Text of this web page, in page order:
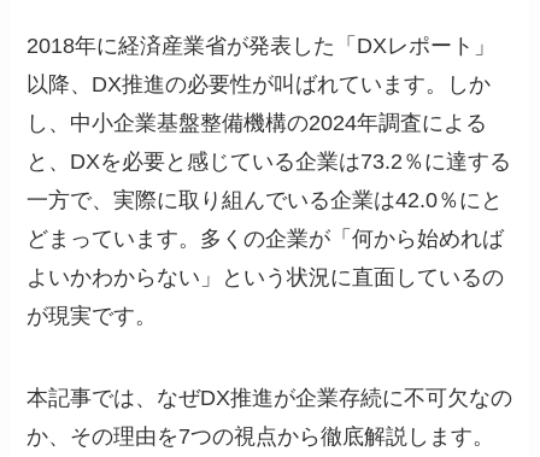
2018年に経済産業省が発表した「DXレポート」
以降、DX推進の必要性が叫ばれています。しか
し、中小企業基盤整備機構の2024年調査による
と、DXを必要と感じている企業は73.2％に達する
一方で、実際に取り組んでいる企業は42.0％にと
どまっています。多くの企業が「何から始めれば
よいかわからない」という状況に直面しているの
が現実です。
本記事では、なぜDX推進が企業存続に不可欠なの
か、その理由を7つの視点から徹底解説します。